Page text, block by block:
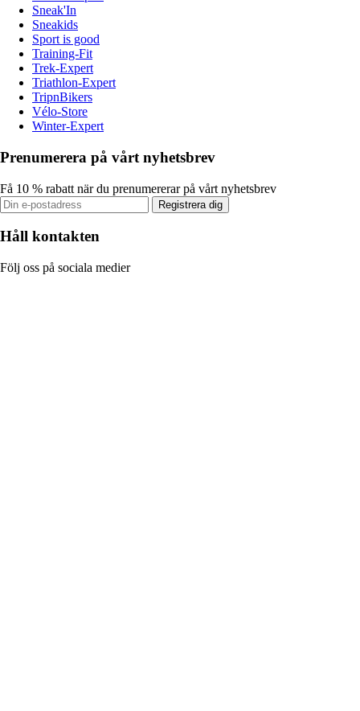
Sneak'In
Sneakids
Sport is good
Training-Fit
Trek-Expert
Triathlon-Expert
TripnBikers
Vélo-Store
Winter-Expert
Prenumerera på vårt nyhetsbrev
Få 10 % rabatt när du prenumererar på vårt nyhetsbrev
Registrera dig
Håll kontakten
Följ oss på sociala medier